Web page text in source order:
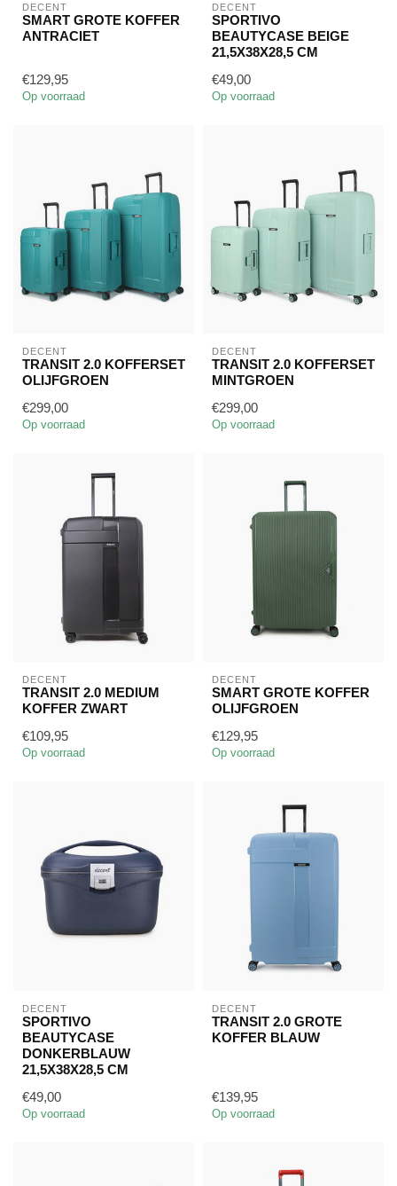
DECENT
SMART GROTE KOFFER
ANTRACIET
€129,95
Op voorraad
DECENT
SPORTIVO
BEAUTYCASE BEIGE
21,5X38X28,5 CM
€49,00
Op voorraad
DECENT
TRANSIT 2.0 KOFFERSET
OLIJFGROEN
€299,00
Op voorraad
DECENT
TRANSIT 2.0 KOFFERSET
MINTGROEN
€299,00
Op voorraad
DECENT
TRANSIT 2.0 MEDIUM
KOFFER ZWART
€109,95
Op voorraad
DECENT
SMART GROTE KOFFER
OLIJFGROEN
€129,95
Op voorraad
DECENT
SPORTIVO
BEAUTYCASE
DONKERBLAUW
21,5X38X28,5 CM
€49,00
Op voorraad
DECENT
TRANSIT 2.0 GROTE
KOFFER BLAUW
€139,95
Op voorraad